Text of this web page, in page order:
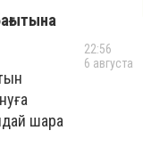
шара
22:56
6 августа